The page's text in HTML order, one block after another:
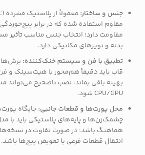
جنس و ساختار:
مقاوم استفاده شده که در برابر
مقاومت دارد؛ انتخاب جنس مناسب تأثیر
بدنه و نویزهای مکانیکی دارد.
تطبیق با فن و سیستم خنک‌کننده: برش‌ها
قاب باید دقیقاً هم‌محور با هیت‌سینک و فن
بهینه باقی بماند؛ نصب ناصحیح می‌تواند
CPU/GPU شود.
محل پورت‌ها و قطعات جانبی:جایگاه
چشمک‌زن‌ها و پایه‌های پلاستیکی باید با
هماهنگ باشد؛ در صورت تفاوت در
انتقال قطعات فرعی یا تعویض پیچ‌ها باشد.